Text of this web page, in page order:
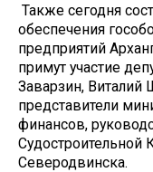
Также сегодня
обеспечения
предприятий
примут участие
Заварзин, Виталий
представители
финансов,
Судостроительной
Северодвинска.